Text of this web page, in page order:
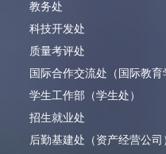
教务处
科技开发处
质量考评处
国际合作交流处（国际教育
学生工作部（学生处）
招生就业处
后勤基建处（资产经营公司